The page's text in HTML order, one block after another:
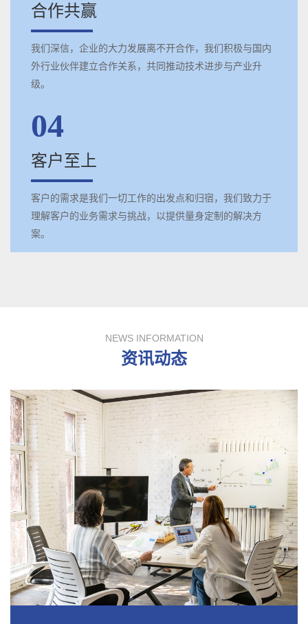
合作共赢
我们深信，企业的大力发展离不开合作，我们积极与国内
外行业伙伴建立合作关系，共同推动技术进步与产业升
级。
04
客户至上
客户的需求是我们一切工作的出发点和归宿，我们致力于
理解客户的业务需求与挑战，以提供量身定制的解决方
案。
NEWS INFORMATION
资讯动态